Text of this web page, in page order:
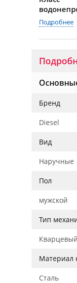
Подробнее
Бренд
Diesel
Вид
Наручные
Пол
мужской
Тип
Кварцевый
Материал
Сталь